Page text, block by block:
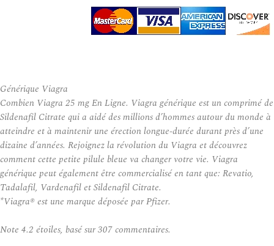
Générique Viagra
Combien Viagra 25 mg En Ligne. Viagra générique est un comprimé de
Sildenafil Citrate qui a aidé des millions d’hommes autour du monde à
atteindre et à maintenir une érection longue-durée durant près d’une
dizaine d’années. Rejoignez la révolution du Viagra et découvrez
comment cette petite pilule bleue va changer votre vie. Viagra
générique peut également être commercialisé en tant que: Revatio,
Tadalafil, Vardenafil et Sildenafil Citrate.
*Viagra® est une marque déposée par Pfizer.
Note 4.2 étoiles, basé sur307commentaires.